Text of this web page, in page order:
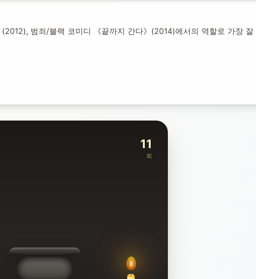
범죄/블랙 코미디 《끝까지 간다》(2014)에서의 역할로 가장 잘
11
회